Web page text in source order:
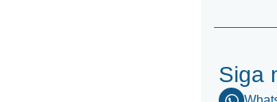
Siga